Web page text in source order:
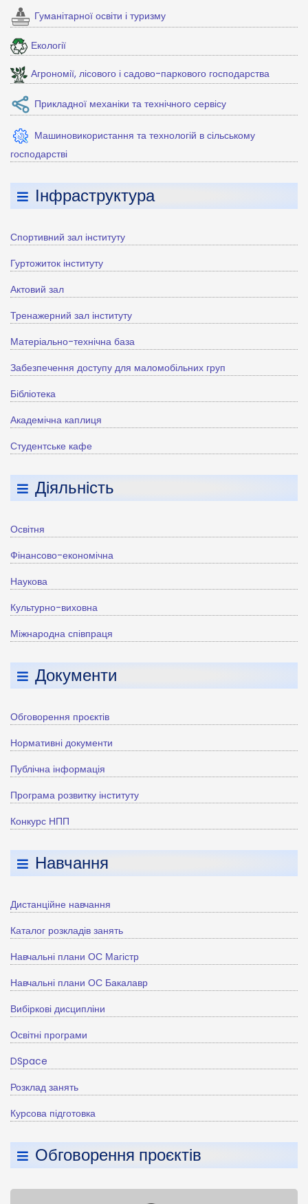
Гуманітарної освіти і туризму
Екології
Агрономії, лісового і садово-паркового господарства
Прикладної механіки та технічного сервісу
Машиновикористання та технологій в сільському
господарстві
Інфраструктура
Спортивний зал інституту
Гуртожиток інституту
Актовий зал
Тренажерний зал інституту
Матеріально-технічна база
Забезпечення доступу для маломобільних груп
Бібліотека
Академічна каплиця
Студентське кафе
Діяльність
Освітня
Фінансово-економічна
Наукова
Культурно-виховна
Міжнародна співпраця
Документи
Обговорення проєктів
Нормативні документи
Публічна інформація
Програма розвитку інституту
Конкурс НПП
Навчання
Дистанційне навчання
Каталог розкладів занять
Навчальні плани ОС Магістр
Навчальні плани ОС Бакалавр
Вибіркові дисципліни
Освітні програми
DSpace
Розклад занять
Курсова підготовка
Обговорення проєктів